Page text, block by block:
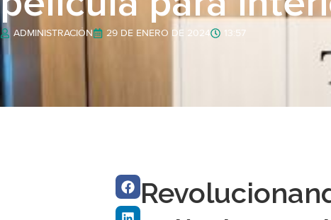
ADMINISTRACIÓN 29 DE ENERO DE 2024 13:57